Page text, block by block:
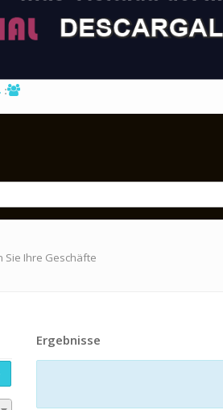
:
Sie Ihre Geschäfte
Ergebnisse